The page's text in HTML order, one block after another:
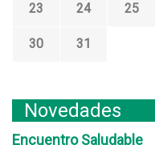
23 24 25
30
31
Novedades
Encuentro Saludable